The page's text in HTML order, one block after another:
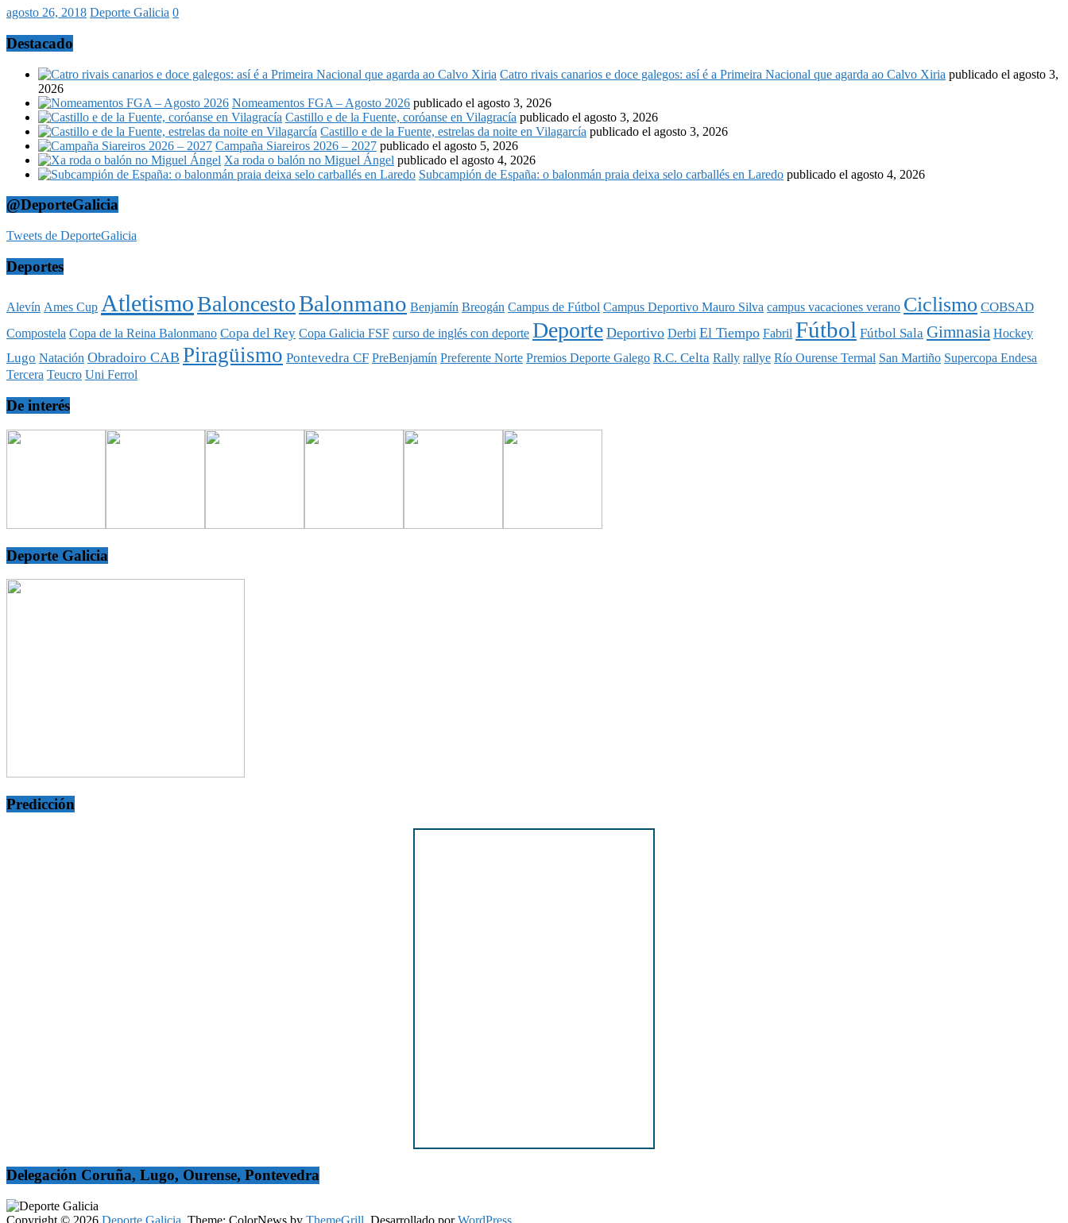
agosto 26, 2018 Deporte Galicia 0
Destacado
Catro rivais canarios e doce galegos: así é a Primeira Nacional que agarda ao Calvo Xiria publicado el agosto 3,
2026
Nomeamentos FGA – Agosto 2026 publicado el agosto 3, 2026
Castillo e de la Fuente, coróanse en Vilagracía publicado el agosto 3, 2026
Castillo e de la Fuente, estrelas da noite en Vilagarcía publicado el agosto 3, 2026
Campaña Siareiros 2026 – 2027 publicado el agosto 5, 2026
Xa roda o balón no Miguel Ángel publicado el agosto 4, 2026
Subcampión de España: o balonmán praia deixa selo carballés en Laredo publicado el agosto 4, 2026
@DeporteGalicia
Tweets de DeporteGalicia
Deportes
Alevín Ames Cup AtletismoBaloncestoBalonmano Benjamín Breogán Campus de Fútbol Campus Deportivo Mauro Silva campus vacaciones verano Ciclismo COBSAD
Compostela Copa de la Reina Balonmano Copa del Rey Copa Galicia FSF curso de inglés con deporte Deporte Deportivo Derbi El Tiempo Fabril Fútbol Fútbol Sala Gimnasia Hockey
Lugo Natación Obradoiro CAB Piragüismo Pontevedra CF PreBenjamín Preferente Norte Premios Deporte Galego R.C. Celta Rally rallye Río Ourense Termal San Martiño Supercopa Endesa
Tercera Teucro Uni Ferrol
De interés
Deporte Galicia
Predicción
Delegación Coruña, Lugo, Ourense, Pontevedra